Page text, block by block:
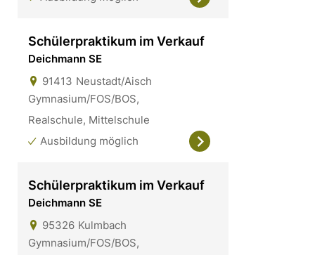
Schülerpraktikum im Verkauf
Deichmann SE
91413 Neustadt/Aisch
Gymnasium/FOS/BOS,
Realschule, Mittelschule
Ausbildung möglich
Schülerpraktikum im Verkauf
Deichmann SE
95326 Kulmbach
Gymnasium/FOS/BOS,